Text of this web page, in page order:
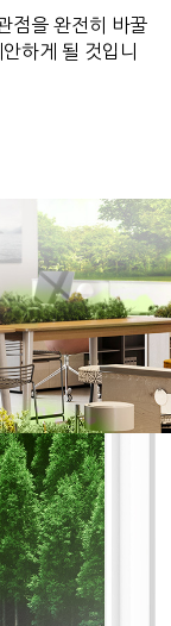
점을 완전히 바꿀
하게 될 것입니